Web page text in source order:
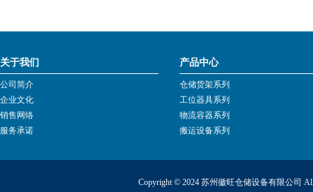
关于我们
公司简介
企业文化
销售网络
服务承诺
产品中心
仓储货架系列
工位器具系列
物流容器系列
搬运设备系列
Copyright © 2024 苏州徽旺仓储设备有限公司